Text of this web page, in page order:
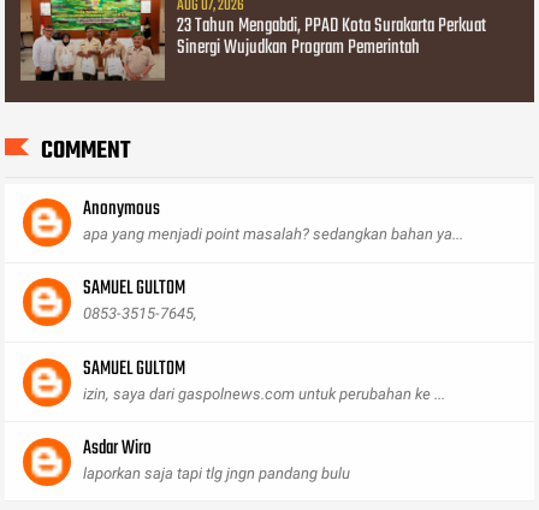
AUG 07, 2026
23 Tahun Mengabdi, PPAD Kota Surakarta Perkuat
Sinergi Wujudkan Program Pemerintah
COMMENT
Anonymous
apa yang menjadi point masalah? sedangkan bahan ya...
SAMUEL GULTOM
0853-3515-7645,
SAMUEL GULTOM
izin, saya dari gaspolnews.com untuk perubahan ke ...
Asdar Wiro
laporkan saja tapi tlg jngn pandang bulu